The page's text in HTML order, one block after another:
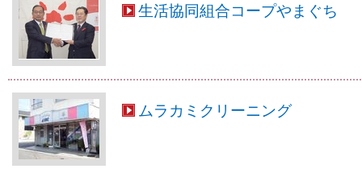
生活協同組合コープやまぐち
ムラカミクリーニング